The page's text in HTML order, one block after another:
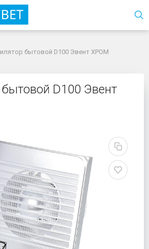
Эвент ХРОМ
бытовой D100 Эвент ХРОМ
D100 Эвент